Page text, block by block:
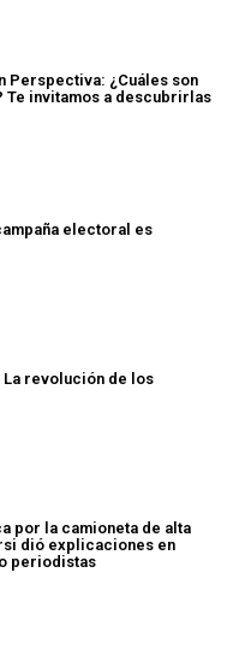
Perspectiva: ¿Cuáles son
Te invitamos a descubrirlas
electoral es
La revolución de los
por la camioneta de alta
dió explicaciones en
periodistas